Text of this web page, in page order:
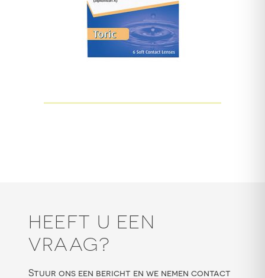
HEEFT U EEN
VRAAG?
Stuur ons een bericht en we nemen contact